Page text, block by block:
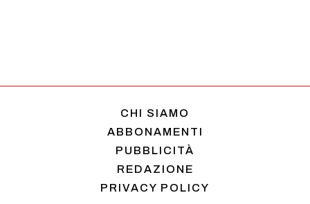
CHI SIAMO
ABBONAMENTI
PUBBLICITÀ
REDAZIONE
PRIVACY POLICY